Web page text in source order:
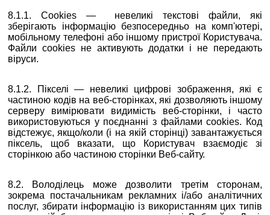
8.1.1. Cookies — невеликі текстові файли, які
зберігають інформацію безпосередньо на комп'ютері,
мобільному телефоні або іншому пристрої Користувача.
Файли cookies не активують додатки і не передають
віруси.
8.1.2. Пікселі — невеликі цифрові зображення, які є
частиною кодів на веб-сторінках, які дозволяють іншому
серверу вимірювати видимість веб-сторінки, і часто
використовуються у поєднанні з файлами cookies. Код
відстежує, якщо/коли (і на якій сторінці) завантажується
піксель, щоб вказати, що Користувач взаємодіє зі
сторінкою або частиною сторінки Веб-сайту.
8.2. Володілець може дозволити третім сторонам,
зокрема постачальникам рекламних і/або аналітичних
послуг, збирати інформацію із використанням цих типів